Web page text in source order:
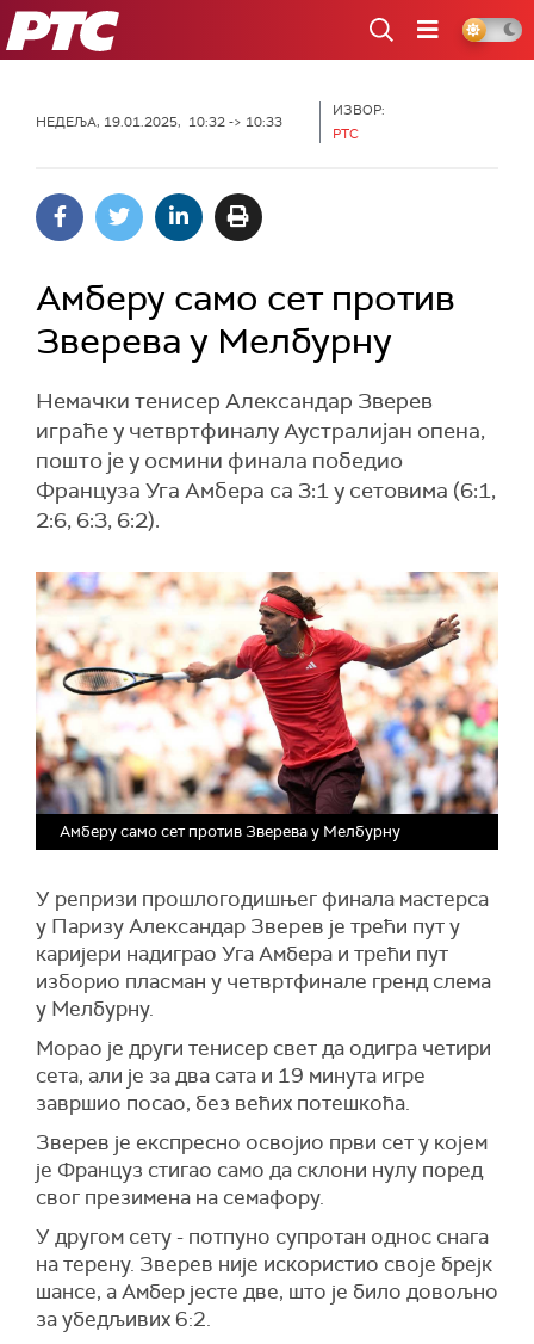
РТС
НЕДЕЉА, 19.01.2025, 10:32 -> 10:33
ИЗВОР:
РТС
Амберу само сет против
Зверева у Мелбурну
Немачки тенисер Александар Зверев
играће у четвртфиналу Аустралијан опена,
пошто је у осмини финала победио
Француза Уга Амбера са 3:1 у сетовима (6:1,
2:6, 6:3, 6:2).
Амберу само сет против Зверева у Мелбурну
У репризи прошлогодишњег финала мастерса
у Паризу Александар Зверев је трећи пут у
каријери надиграо Уга Амбера и трећи пут
изборио пласман у четвртфинале гренд слема
у Мелбурну.
Морао је други тенисер свет да одигра четири
сета, али је за два сата и 19 минута игре
завршио посао, без већих потешкоћа.
Зверев је експресно освојио први сет у којем
је Француз стигао само да склони нулу поред
свог презимена на семафору.
У другом сету - потпуно супротан однос снага
на терену. Зверев није искористио своје брејк
шансе, а Амбер јесте две, што је било довољно
за убедљивих 6:2.